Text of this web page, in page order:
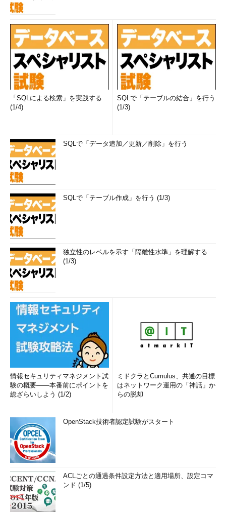
「SQLによる検索」を実践する
(1/4)
SQLで「テーブルの結合」を行う
(1/3)
SQLで「データ追加／更新／削除」を行う
SQLで「テーブル作成」を行う (1/3)
独立性のレベルを示す「隔離性水準」を理解する
(1/3)
情報セキュリティマネジメント試
験の概要――本番前にポイントを
総ざらいしよう (1/2)
ミドクラとCumulus、共通の目標
はネットワーク運用の「神話」か
らの脱却
OpenStack技術者認定試験がスタート
ACLごとの通過条件設定方法と適用場所、設定コマ
ンド (1/5)